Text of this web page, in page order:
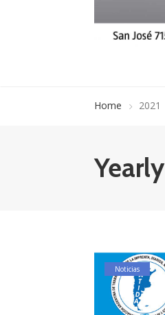
Home 2021
Noticias